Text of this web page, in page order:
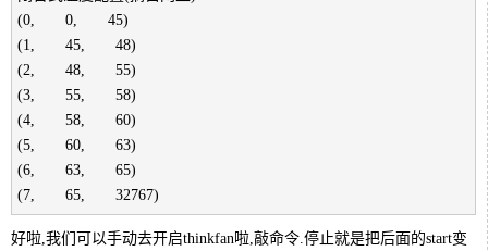
(0,　　0,　　45)
(1,　　45,　　48)
(2,　　48,　　55)
(3,　　55,　　58)
(4,　　58,　　60)
(5,　　60,　　63)
(6,　　63,　　65)
(7,　　65,　　32767)
好啦,我们可以手动去开启thinkfan啦,敲命令.停止就是把后面的start变